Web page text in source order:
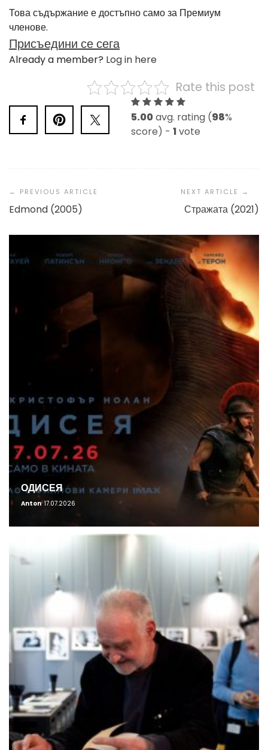
Това съдържание е достъпно само за Премиум
членове.
Присъедини се сега
Already a member? Log in here
Rate this post
5.00avg. rating (98%
score) - 1vote
Navigation
Edmond (2005) Стражата (2021)
ОДИСЕЯ
Anton 17.07.2026